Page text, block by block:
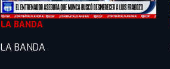
LA BANDA
LA BANDA